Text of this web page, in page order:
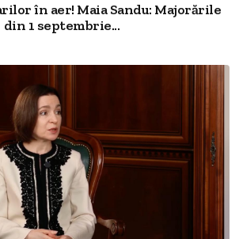
în aer! Maia Sandu: Majorările
din 1 septembrie...